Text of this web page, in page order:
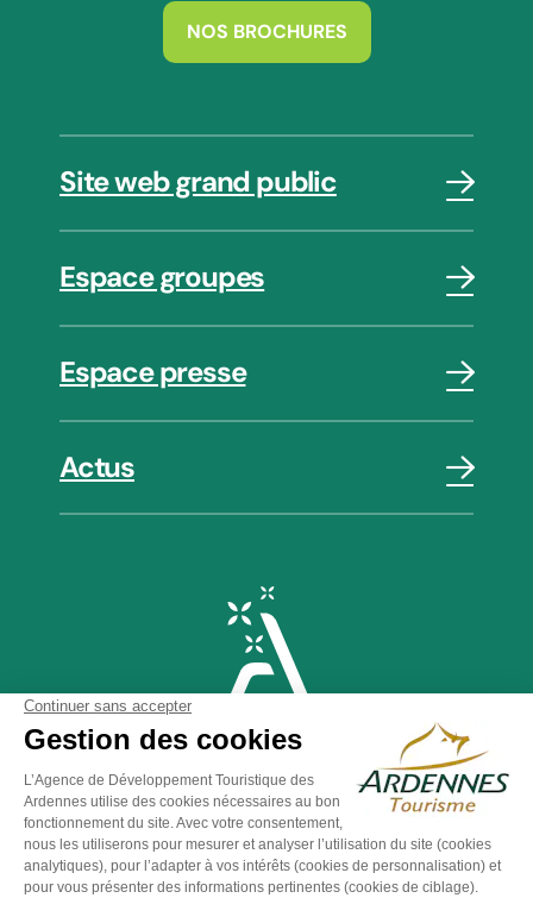
NOS BROCHURES
Site web grand public
Espace groupes
Espace presse
Actus
Plan du site - Politique de confidentialité Mentions légales -
Éditer mes cookies -
Made with byIRIS Interactive